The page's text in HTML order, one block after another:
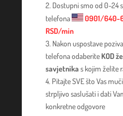
Dostupni smo od 0-24
telefona
0901/640-
RSD/min
Nakon uspostave
telefona odaberite KOD
savjetnika s kojim želite
Pitajte SVE što Vas
strpljivo saslušati i dati
konkretne odgovore